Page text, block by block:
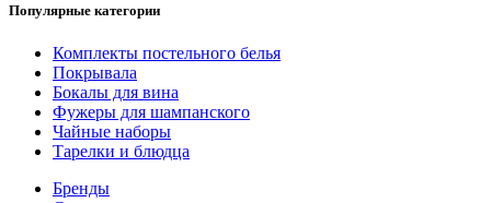
Популярные категории
Комплекты постельного белья
Покрывала
Бокалы для вина
Фужеры для шампанского
Чайные наборы
Тарелки и блюдца
Бренды